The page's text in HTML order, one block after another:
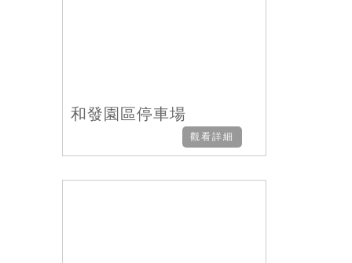
和發園區停車場
觀看詳細